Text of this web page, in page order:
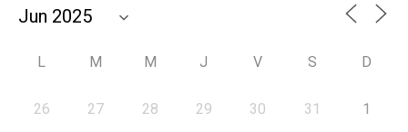
L M M J V S D
26 27 28 29 30 31 1